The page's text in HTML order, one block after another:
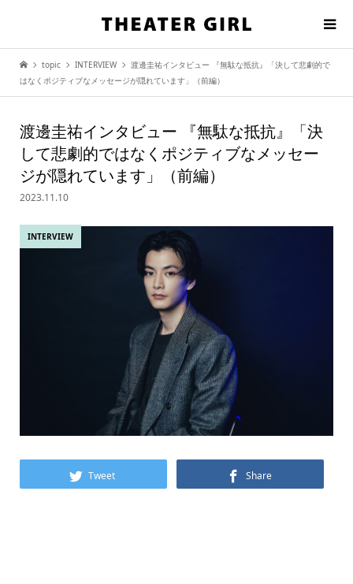
topic INTERVIEW
渡邊圭祐インタビュー 『無駄な抵抗』「決して悲劇的で
はなくポジティブなメッセージが隠れています」（前編）
渡邊圭祐インタビュー 『無駄な抵抗』「決
して悲劇的ではなくポジティブなメッセー
ジが隠れています」（前編）
2023.11.10
INTERVIEW
Tweet Share